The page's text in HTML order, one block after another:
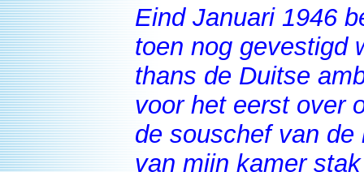
Eind Januari 1946
toen nog gevestigd
thans de Duitse
voor het eerst over
de souschef van
van mijn kamer